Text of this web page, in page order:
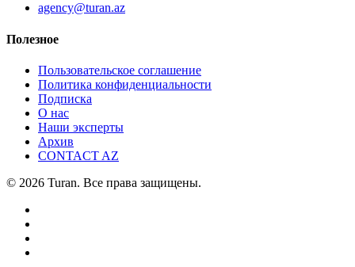
agency@turan.az
Полезное
Пользовательское соглашение
Политика конфиденциальности
Подписка
О нас
Наши эксперты
Архив
CONTACT AZ
© 2026 Turan. Все права защищены.